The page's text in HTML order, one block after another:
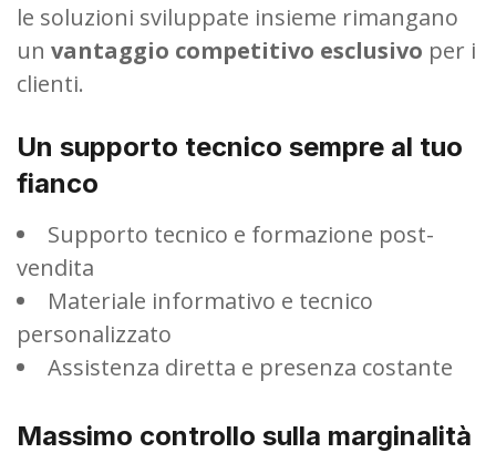
le soluzioni sviluppate insieme rimangano
un vantaggio competitivo esclusivo per i
clienti.
Un supporto tecnico sempre al tuo
fianco
Supporto tecnico e formazione post-
vendita
Materiale informativo e tecnico
personalizzato
Assistenza diretta e presenza costante
Massimo controllo sulla marginalità